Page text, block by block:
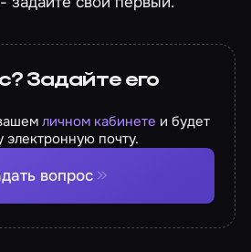
Задайте его
личном кабинете и будет
электронную почту.
вопрос